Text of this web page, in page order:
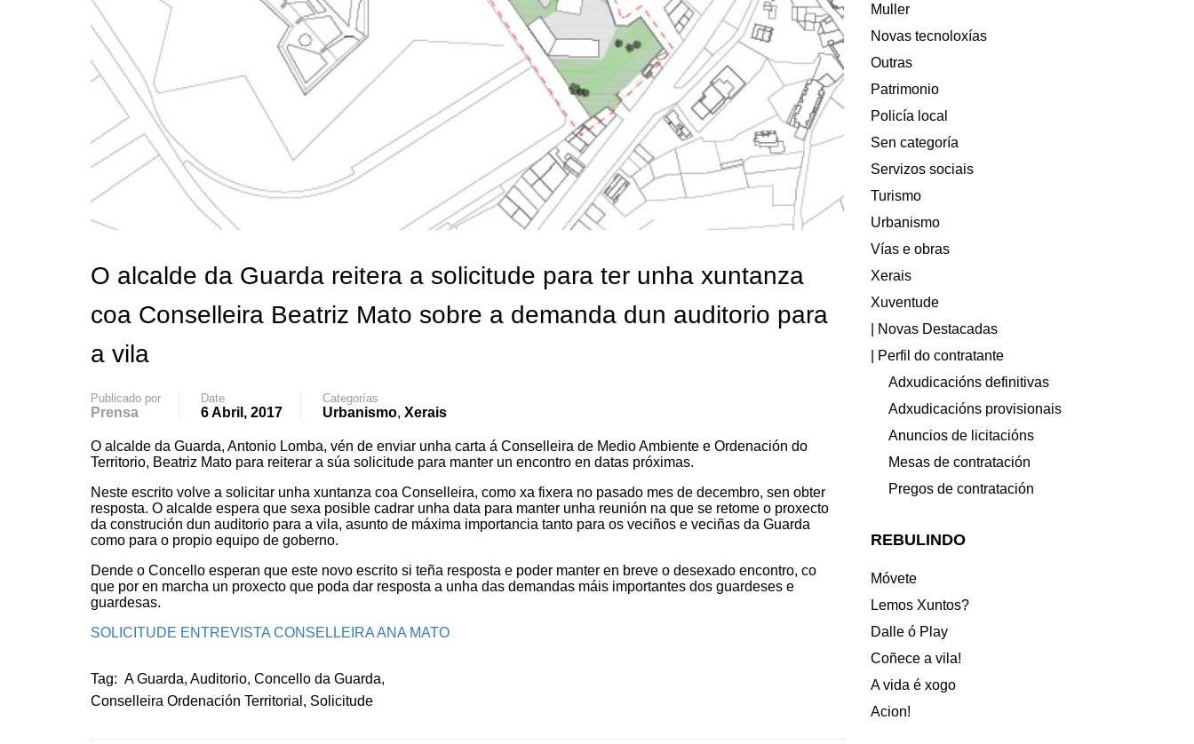
O alcalde da Guarda reitera a solicitude para ter unha xuntanza
coa Conselleira Beatriz Mato sobre a demanda dun auditorio para
a vila
Publicado por
Prensa
Date
6 Abril, 2017
Categorías
Urbanismo, Xerais
O alcalde da Guarda, Antonio Lomba, vén de enviar unha carta á Conselleira de Medio Ambiente e Ordenación do
Territorio, Beatriz Mato para reiterar a súa solicitude para manter un encontro en datas próximas.
Neste escrito volve a solicitar unha xuntanza coa Conselleira, como xa fixera no pasado mes de decembro, sen obter
resposta. O alcalde espera que sexa posible cadrar unha data para manter unha reunión na que se retome o proxecto
da construción dun auditorio para a vila, asunto de máxima importancia tanto para os veciños e veciñas da Guarda
como para o propio equipo de goberno.
Dende o Concello esperan que este novo escrito si teña resposta e poder manter en breve o desexado encontro, co
que por en marcha un proxecto que poda dar resposta a unha das demandas máis importantes dos guardeses e
guardesas.
SOLICITUDE ENTREVISTA CONSELLEIRA ANA MATO
Tag: A Guarda, Auditorio, Concello da Guarda,
Conselleira Ordenación Territorial , Solicitude
Muller
Novas tecnoloxías
Outras
Patrimonio
Policía local
Sen categoría
Servizos sociais
Turismo
Urbanismo
Vías e obras
Xerais
Xuventude
| Novas Destacadas
| Perfil do contratante
Adxudicacións definitivas
Adxudicacións provisionais
Anuncios de licitacións
Mesas de contratación
Pregos de contratación
REBULINDO
Móvete
Lemos Xuntos?
Dalle ó Play
Coñece a vila!
A vida é xogo
Acion!